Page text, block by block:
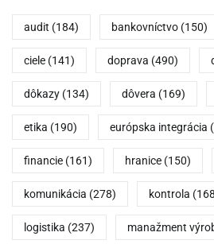
audit (184) bankovníctvo (150)
ciele (141) doprava (490)
dôkazy (134) dôvera (169)
etika (190) európska integrácia
financie (161) hranice (150)
komunikácia (278) kontrola
logistika (237) manažment